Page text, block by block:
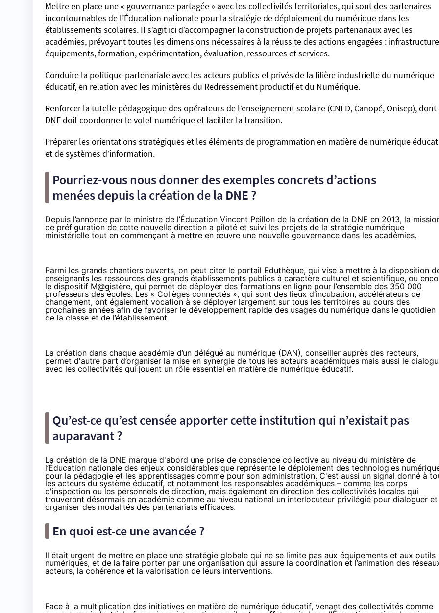
Mettre en place une « gouvernance partagée » avec les collectivités territoriales, qui sont des partenaires
incontournables de l’Éducation nationale pour la stratégie de déploiement du numérique dans les
établissements scolaires. Il s’agit ici d’accompagner la construction de projets partenariaux avec les
académies, prévoyant toutes les dimensions nécessaires à la réussite des actions engagées :
équipements, formation, expérimentation, évaluation, ressources et services.
Conduire la politique partenariale avec les acteurs publics et privés de la filière industrielle du numérique
éducatif, en relation avec les ministères du Redressement productif et du Numérique.
Renforcer la tutelle pédagogique des opérateurs de l’enseignement scolaire (CNED, Canopé, Onisep), dont
DNE doit coordonner le volet numérique et faciliter la transition.
Préparer les orientations stratégiques et les éléments de programmation en matière de numérique
et de systèmes d’information.
Pourriez-vous nous donner des exemples concrets d’actions
menées depuis la création de la DNE ?
Depuis l’annonce par le ministre de l’Éducation Vincent Peillon de la création de la DNE en 2013, la
de préfiguration de cette nouvelle direction a piloté et suivi les projets de la stratégie numérique
ministérielle tout en commençant à mettre en œuvre une nouvelle gouvernance dans les académies.
Parmi les grands chantiers ouverts, on peut citer le portail Eduthèque, qui vise à mettre à la disposition
enseignants les ressources des grands établissements publics à caractère culturel et scientifique, ou
le dispositif M@gistère, qui permet de déployer des formations en ligne pour l’ensemble des 350 000
professeurs des écoles. Les « Collèges connectés », qui sont des lieux d’incubation, accélérateurs de
changement, ont également vocation à se déployer largement sur tous les territoires au cours des
prochaines années afin de favoriser le développement rapide des usages du numérique dans le quotidien
de la classe et de l’établissement.
La création dans chaque académie d’un délégué au numérique (DAN), conseiller auprès des recteurs,
permet d'autre part d’organiser la mise en synergie de tous les acteurs académiques mais aussi le
avec les collectivités qui jouent un rôle essentiel en matière de numérique éducatif.
Qu’est-ce qu’est censée apporter cette institution qui n’existait pas
auparavant ?
La création de la DNE marque d'abord une prise de conscience collective au niveau du ministère de
l’Éducation nationale des enjeux considérables que représente le déploiement des technologies
pour la pédagogie et les apprentissages comme pour son administration. C'est aussi un signal donné à
les acteurs du système éducatif, et notamment les responsables académiques – comme les corps
d'inspection ou les personnels de direction, mais également en direction des collectivités locales qui
trouveront désormais en académie comme au niveau national un interlocuteur privilégié pour dialoguer et
organiser des modalités des partenariats efficaces.
En quoi est-ce une avancée ?
Il était urgent de mettre en place une stratégie globale qui ne se limite pas aux équipements et aux outils
numériques, et de la faire porter par une organisation qui assure la coordination et l’animation des
acteurs, la cohérence et la valorisation de leurs interventions.
Face à la multiplication des initiatives en matière de numérique éducatif, venant des collectivités comme